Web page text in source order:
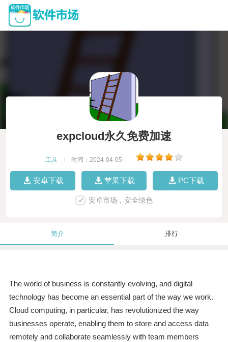
expcloud永久免费加速
工具 时间：2024-04-05
安卓下载 苹果下载 PC下载
安卓市场，安全绿色
简介 排行
The world of business is constantly evolving, and digital
technology has become an essential part of the way we work.
Cloud computing, in particular, has revolutionized the way
businesses operate, enabling them to store and access data
remotely and collaborate seamlessly with team members